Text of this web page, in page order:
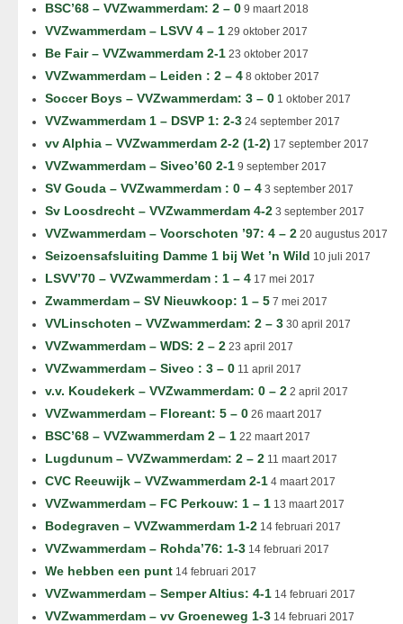
BSC’68 – VVZwammerdam: 2 – 0 9 maart 2018
VVZwammerdam – LSVV 4 – 1 29 oktober 2017
Be Fair – VVZwammerdam 2-1 23 oktober 2017
VVZwammerdam – Leiden : 2 – 4 8 oktober 2017
Soccer Boys – VVZwammerdam: 3 – 0 1 oktober 2017
VVZwammerdam 1 – DSVP 1: 2-3 24 september 2017
vv Alphia – VVZwammerdam 2-2 (1-2) 17 september 2017
VVZwammerdam – Siveo’60 2-1 9 september 2017
SV Gouda – VVZwammerdam : 0 – 4 3 september 2017
Sv Loosdrecht – VVZwammerdam 4-2 3 september 2017
VVZwammerdam – Voorschoten ’97: 4 – 2 20 augustus 2017
Seizoensafsluiting Damme 1 bij Wet ’n Wild 10 juli 2017
LSVV’70 – VVZwammerdam : 1 – 4 17 mei 2017
Zwammerdam – SV Nieuwkoop: 1 – 5 7 mei 2017
VVLinschoten – VVZwammerdam: 2 – 3 30 april 2017
VVZwammerdam – WDS: 2 – 2 23 april 2017
VVZwammerdam – Siveo : 3 – 0 11 april 2017
v.v. Koudekerk – VVZwammerdam: 0 – 2 2 april 2017
VVZwammerdam – Floreant: 5 – 0 26 maart 2017
BSC’68 – VVZwammerdam 2 – 1 22 maart 2017
Lugdunum – VVZwammerdam: 2 – 2 11 maart 2017
CVC Reeuwijk – VVZwammerdam 2-1 4 maart 2017
VVZwammerdam – FC Perkouw: 1 – 1 13 maart 2017
Bodegraven – VVZwammerdam 1-2 14 februari 2017
VVZwammerdam – Rohda’76: 1-3 14 februari 2017
We hebben een punt 14 februari 2017
VVZwammerdam – Semper Altius: 4-1 14 februari 2017
VVZwammerdam – vv Groeneweg 1-3 14 februari 2017